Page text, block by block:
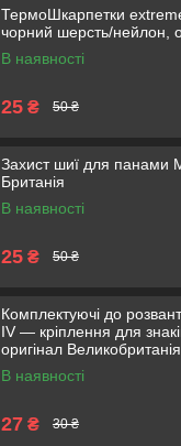
ТермоШкарпетки
чорний шерсть/нейлон,
В наявності
25 ₴ 50 ₴
Захист шиї для панами
Британія
В наявності
25 ₴ 50 ₴
Комплектуючi до
IV — кріплення для
оригінал Великобританія
В наявності
27 ₴ 30 ₴